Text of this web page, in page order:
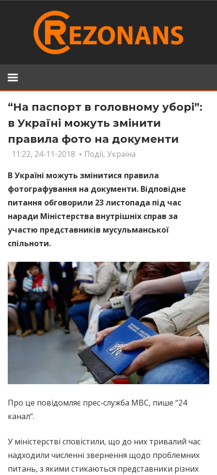
“На паспорт в головному уборі”:
в Україні можуть змінити
правила фото на документи
11:22, 24-11-2018 Події,Україна
В Україні можуть змінитися правила
фотографування на документи. Відповідне
питання обговорили 23 листопада під час
наради Міністерства внутрішніх справ за
участю представників мусульманської
спільноти.
Про це повідомляє прес-служба МВС, пише “24
канал“.
У міністерстві сповістили, що до них тривалий час
надходили численні звернення щодо проблемних
питань, з якими стикаються представники різних